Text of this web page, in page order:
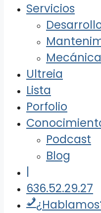
Servicios
Ultreia
Lista
Porfolio
Podcast
Blog
|
636.52.29.27